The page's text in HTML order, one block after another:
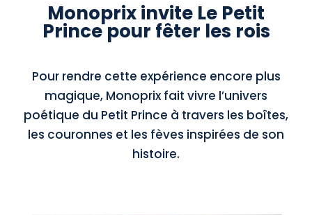
Monoprix invite Le Petit
Prince pour fêter les rois
Pour rendre cette expérience encore plus
magique, Monoprix fait vivre l’univers
poétique du Petit Prince à travers les boîtes,
les couronnes et les fèves inspirées de son
histoire.